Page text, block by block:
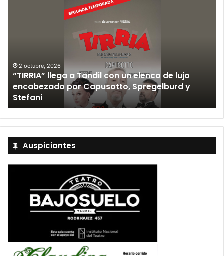
2 octubre, 2026
“TIRRIA” llega a Tandil con un elenco de lujo
encabezado por Capusotto, Spregelburd y
Stefani
Auspiciantes